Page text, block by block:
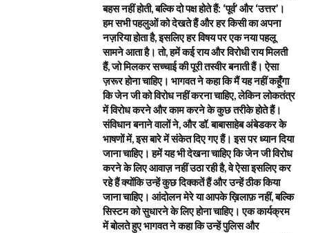
बहस नहीं होती, बल्कि दो पक्ष होते हैं: ‘पूर्व’ और ‘उत्तर’।
हम सभी पहलुओं को देखते हैं और हर किसी का अपना
नज़रिया होता है, इसलिए हर विषय पर एक नया पहलू
सामने आता है। तो, हमें कई राय और विरोधी राय मिलती
हैं, जो मिलकर सच्चाई की पूरी तस्वीर बनाती हैं। ऐसा
ज़रूर होना चाहिए। भागवत ने कहा कि मैं यह नहीं कहूँगा
कि जेन जी को विरोध नहीं करना चाहिए, लेकिन लोकतंत्र
में विरोध करने और काम करने के कुछ तरीके होते हैं।
संविधान बनाने वालों ने, और डॉ. बाबासाहेब अंबेडकर के
भाषणों में, इस बारे में संकेत दिए गए हैं। इस पर ध्यान दिया
जाना चाहिए। हमें यह भी देखना चाहिए कि जेन जी विरोध
करने के लिए आवाज़ नहीं उठा रही है, वे ऐसा इसलिए कर
रहे हैं क्योंकि उन्हें कुछ दिक्कतें हैं और उन्हें ठीक किया
जाना चाहिए। आंदोलन मेरे या आपके ख़िलाफ़ नहीं, बल्कि
सिस्टम को सुधारने के लिए होना चाहिए। एक कार्यक्रम
में बोलते हुए भागवत ने कहा कि उन्हें पुलिस और